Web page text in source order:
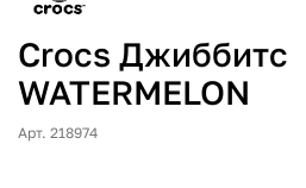
Crocs Джиббитс
WATERMELON
Арт. 218974